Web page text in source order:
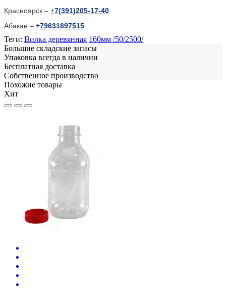
Красноярск – +7(391)205-17-40
Абакан – +79631897515
Теги: Вилка деревянная 160мм /50/2500/
Большие складские запасы
Упаковка всегда в наличии
Бесплатная доставка
Собственное производство
Похожие товары
Хит